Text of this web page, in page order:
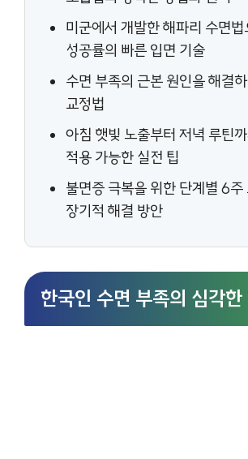
미군에서 개발한 해파리 수면
성공률의 빠른 입면 기술
수면 부족의 근본 원인을 해결
교정법
아침 햇빛 노출부터 저녁 루틴
적용 가능한 실전 팁
불면증 극복을 위한 단계별 6주
장기적 해결 방안
한국인 수면 부족의 심각한